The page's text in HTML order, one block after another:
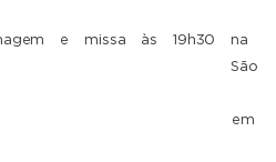
e missa às 19h30 na
São
em